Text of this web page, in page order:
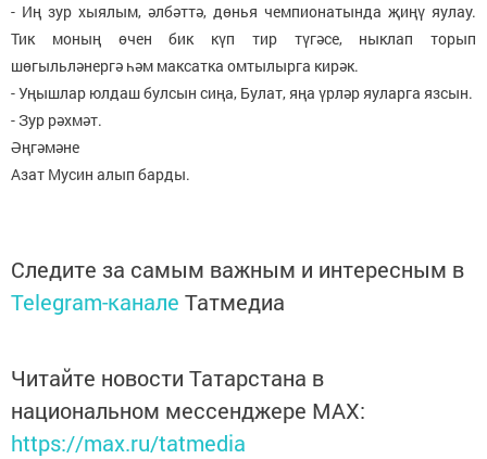
- Иң зур хыялым, әлбәттә, дөнья чемпионатында җиңү яулау.
Тик моның өчен бик күп тир түгәсе, ныклап торып
шөгыльләнергә һәм максатка омтылырга кирәк.
- Уңышлар юлдаш булсын сиңа, Булат, яңа үрләр яуларга язсын.
- Зур рәхмәт.
Әңгәмәне
Азат Мусин алып барды.
Следите за самым важным и интересным в
Telegram-канале Татмедиа
Читайте новости Татарстана в
национальном мессенджере MАХ:
https://max.ru/tatmedia